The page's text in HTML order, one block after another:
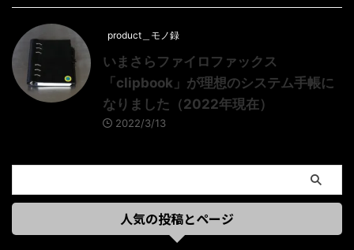
product＿モノ録
いまさらファイロファックス
「clipbook」が理想のシステム手帳に
なりました（2022年現在）
2022/3/13
人気の投稿とページ